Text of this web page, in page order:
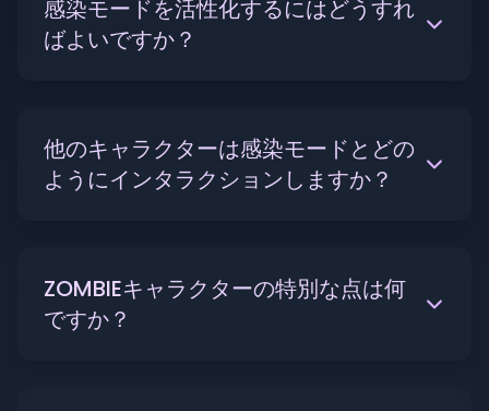
感染モードを活性化するにはどうすれ
ばよいですか？
他のキャラクターは感染モードとどの
ようにインタラクションしますか？
ZOMBIEキャラクターの特別な点は何
ですか？